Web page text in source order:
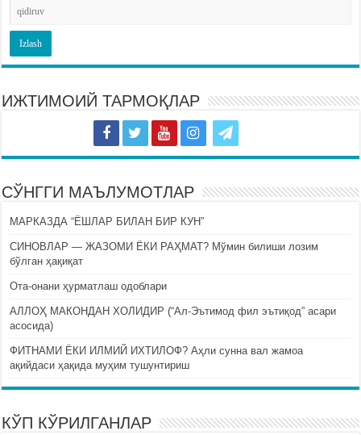
ИЖТИМОИЙ ТАРМОҚЛАР
СЎНГГИ МАЪЛУМОТЛАР
МАРКАЗДА “ЁШЛАР БИЛАН БИР КУН”
СИНОВЛАР — ЖАЗОМИ ЁКИ РАҲМАТ? Мўмин билиши лозим
бўлган ҳақиқат
Ота-онани ҳурматлаш одоблари
АЛЛОҲ МАКОНДАН ХОЛИДИР (“Ал-Эътимод фил эътиқод” асари
асосида)
ФИТНАМИ ЁКИ ИЛМИЙ ИХТИЛОФ? Аҳли сунна вал жамоа
ақийдаси ҳақида муҳим тушунтириш
КЎП КЎРИЛГАНЛАР